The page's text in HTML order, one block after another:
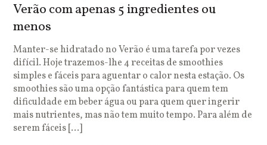
Verão com apenas 5 ingredientes ou
menos
Manter-se hidratado no Verão é uma tarefa por vezes
difícil. Hoje trazemos-lhe 4 receitas de smoothies
simples e fáceis para aguentar o calor nesta estação. Os
smoothies são uma opção fantástica para quem tem
dificuldade em beber água ou para quem quer ingerir
mais nutrientes, mas não tem muito tempo. Para além de
serem fáceis […]